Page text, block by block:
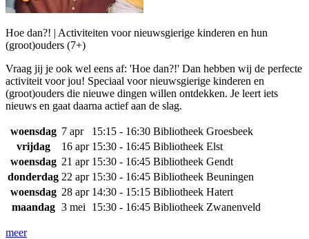
Hoe dan?! | Activiteiten voor nieuwsgierige kinderen en hun
(groot)ouders (7+)
Vraag jij je ook wel eens af: 'Hoe dan?!' Dan hebben wij de perfecte
activiteit voor jou! Speciaal voor nieuwsgierige kinderen en
(groot)ouders die nieuwe dingen willen ontdekken. Je leert iets
nieuws en gaat daarna actief aan de slag.
woensdag 7 apr 15:15 - 16:30 Bibliotheek Groesbeek
vrijdag
16 apr 15:30 - 16:45 Bibliotheek Elst
woensdag 21 apr 15:30 - 16:45 Bibliotheek Gendt
donderdag 22 apr 15:30 - 16:45 Bibliotheek Beuningen
woensdag 28 apr 14:30 - 15:15 Bibliotheek Hatert
maandag 3 mei 15:30 - 16:45 Bibliotheek Zwanenveld
meer